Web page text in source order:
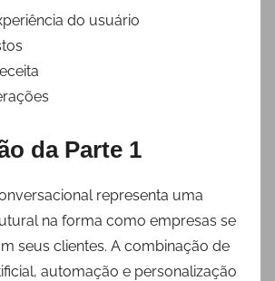
do usuário
da Parte 1
representa uma
na forma como empresas se
seus clientes. A combinação de
automação e personalização